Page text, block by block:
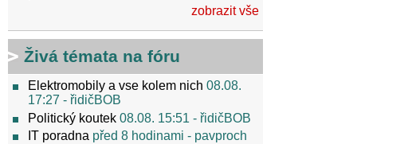
zobrazit vše
Živá témata na fóru
Elektromobily a vse kolem nich 08.08.
17:27 - řidičBOB
Politický koutek 08.08. 15:51 - řidičBOB
IT poradna před 8 hodinami - pavproch